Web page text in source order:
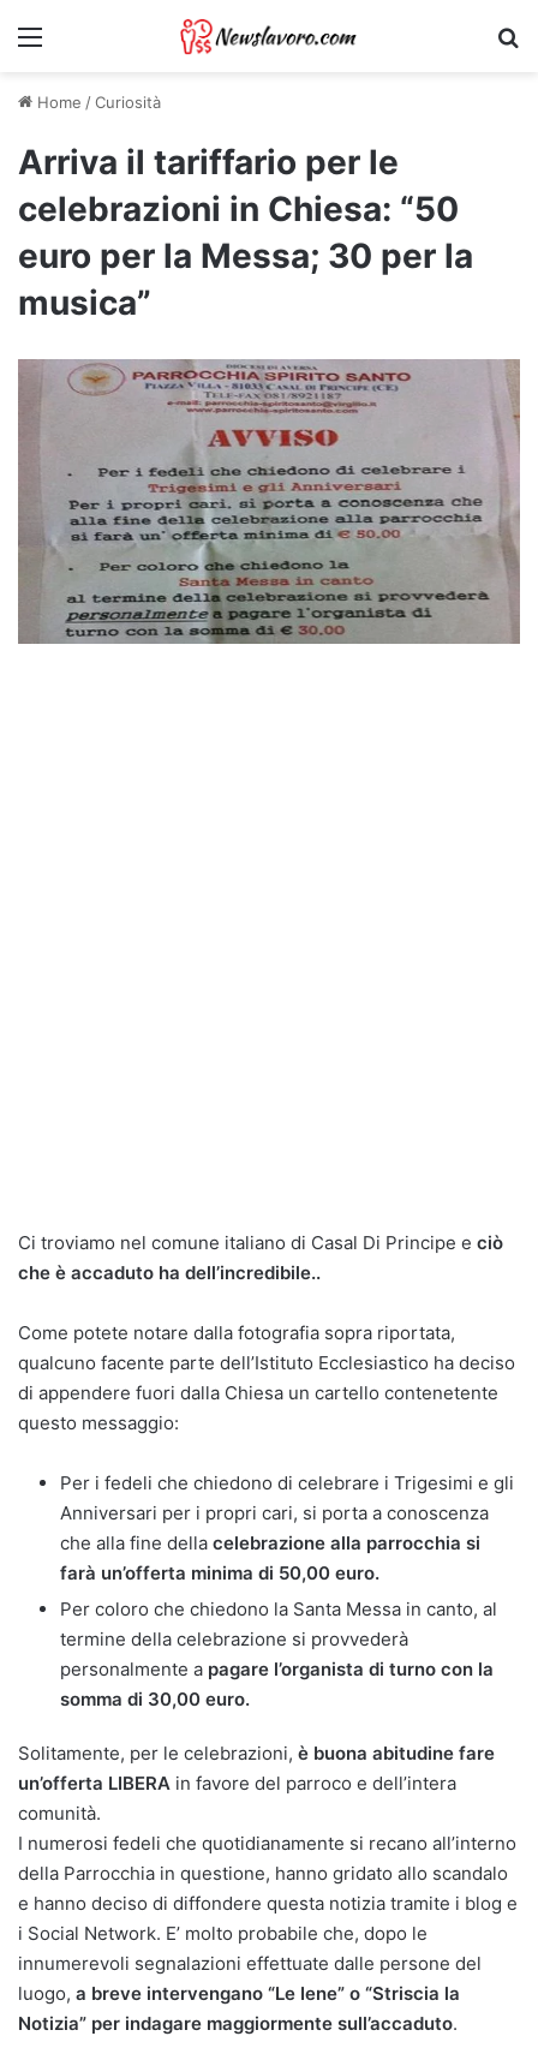
Menu
Home /Curiosità
Arriva il tariffario per le
celebrazioni in Chiesa: “50
euro per la Messa; 30 per la
musica”
Ci troviamo nel comune italiano di Casal Di Principe e ciò
che è accaduto ha dell’incredibile..
Come potete notare dalla fotografia sopra riportata,
qualcuno facente parte dell’Istituto Ecclesiastico ha deciso
di appendere fuori dalla Chiesa un cartello contenetente
questo messaggio:
Per i fedeli che chiedono di celebrare i Trigesimi e gli
Anniversari per i propri cari, si porta a conoscenza
che alla fine della celebrazione alla parrocchia si
farà un’offerta minima di 50,00 euro.
Per coloro che chiedono la Santa Messa in canto, al
termine della celebrazione si provvederà
personalmente a pagare l’organista di turno con la
somma di 30,00 euro.
Solitamente, per le celebrazioni, è buona abitudine fare
un’offerta LIBERA in favore del parroco e dell’intera
comunità.
I numerosi fedeli che quotidianamente si recano all’interno
della Parrocchia in questione, hanno gridato allo scandalo
e hanno deciso di diffondere questa notizia tramite i blog e
i Social Network. E’ molto probabile che, dopo le
innumerevoli segnalazioni effettuate dalle persone del
luogo, a breve intervengano “Le Iene” o “Striscia la
Notizia” per indagare maggiormente sull’accaduto.